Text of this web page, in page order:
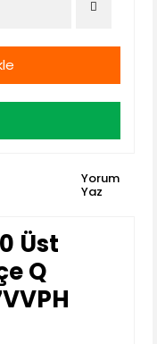
Yorum
Yaz
Üst
Q